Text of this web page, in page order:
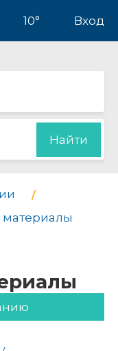
10° Вход
Найти
материалы